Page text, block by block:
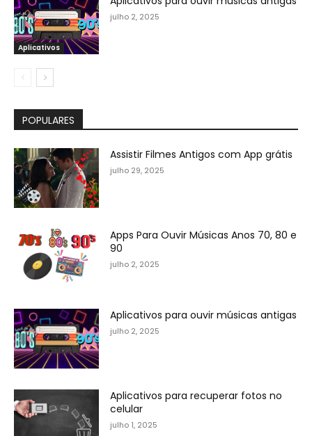
Aplicativos
julho 2, 2025
POPULARES
Assistir Filmes Antigos com App grátis
julho 29, 2025
Apps Para Ouvir Músicas Anos 70, 80 e
90
julho 2, 2025
Aplicativos para ouvir músicas antigas
julho 2, 2025
Aplicativos para recuperar fotos no
celular
julho 1, 2025